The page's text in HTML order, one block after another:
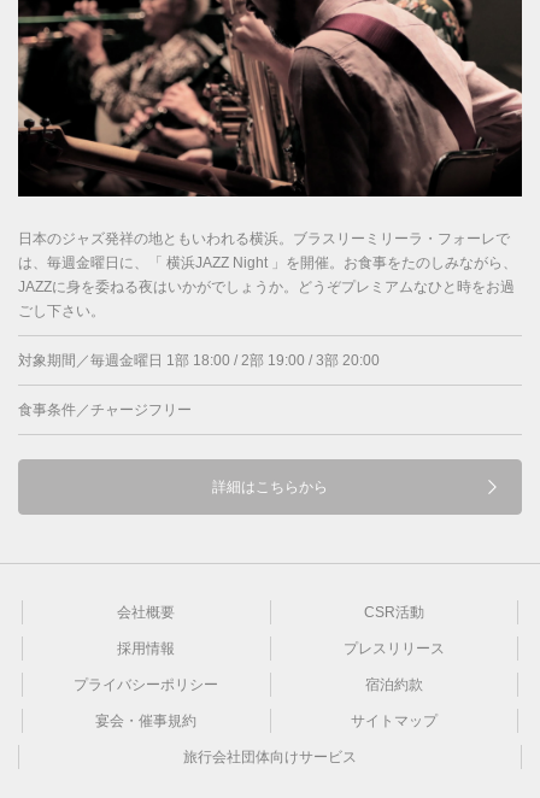
日本のジャズ発祥の地ともいわれる横浜。ブラスリーミリーラ・フォーレで
は、毎週金曜日に、「 横浜JAZZ Night 」を開催。お食事をたのしみながら、
JAZZに身を委ねる夜はいかがでしょうか。どうぞプレミアムなひと時をお過
ごし下さい。
対象期間／毎週金曜日 1部 18:00 / 2部 19:00 / 3部 20:00
食事条件／チャージフリー
詳細はこちらから
会社概要 CSR活動
採用情報 プレスリリース
プライバシーポリシー 宿泊約款
宴会・催事規約 サイトマップ
旅行会社団体向けサービス